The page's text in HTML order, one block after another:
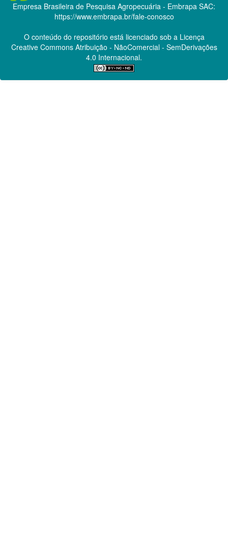
Empresa Brasileira de Pesquisa Agropecuária - Embrapa SAC:
https://www.embrapa.br/fale-conosco
O conteúdo do repositório está licenciado sob a Licença
Creative CommonsAtribuição - NãoComercial - SemDerivações
4.0 Internacional.